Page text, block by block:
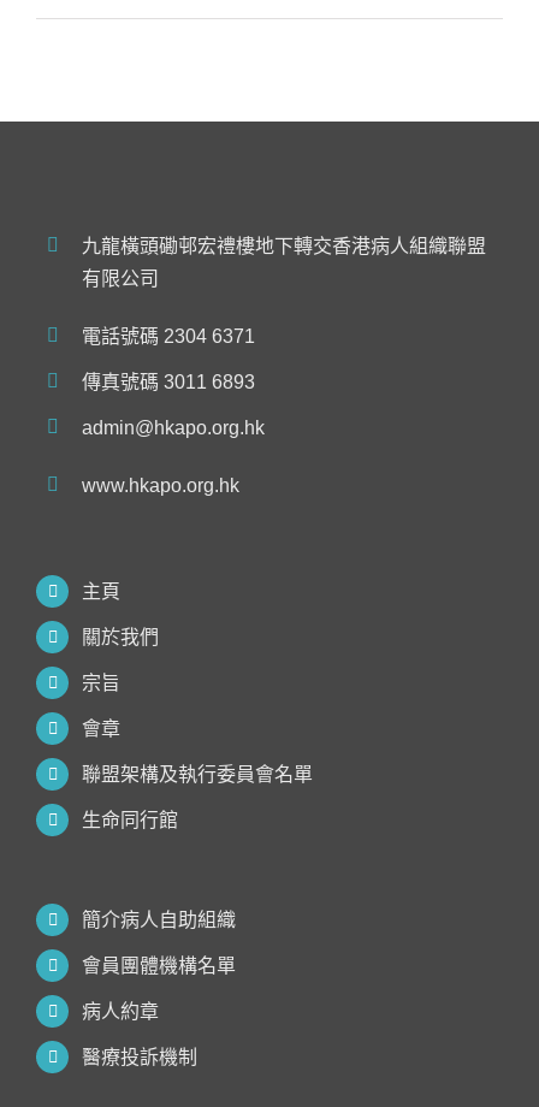
九龍橫頭磡邨宏禮樓地下轉交香港病人組織聯盟
有限公司
電話號碼 2304 6371
傳真號碼 3011 6893
admin@hkapo.org.hk
www.hkapo.org.hk
主頁
關於我們
宗旨
會章
聯盟架構及執行委員會名單
生命同行館
簡介病人自助組織
會員團體機構名單
病人約章
醫療投訴機制